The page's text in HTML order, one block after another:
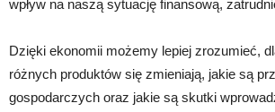
wpływ na naszą sytuację finansową,
Dzięki ekonomii możemy lepiej zrozumieć,
różnych produktów się zmieniają, jakie są
gospodarczych oraz jakie są skutki